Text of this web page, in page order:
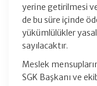
yerine getirilmesi
de bu süre içinde
yükümlülükler
sayılacaktır.
Meslek
SGK Başkanı ve